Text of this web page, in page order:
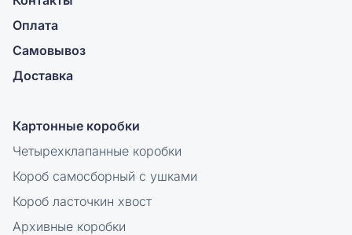
Оплата
Самовывоз
Доставка
Картонные коробки
Четырехклапанные коробки
Короб самосборный с ушками
Короб ласточкин хвост
Архивные коробки